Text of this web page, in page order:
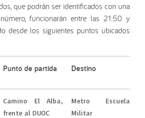
que podrán ser identificados con una
funcionarán entre las 21:50 y
desde los siguientes puntos ubicados
Punto de partida Destino
Camino El Alba,
frente al DUOC
Metro Escuela
Militar